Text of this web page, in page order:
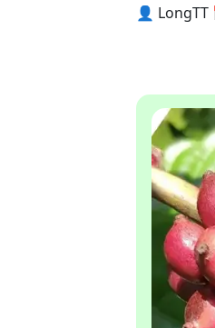
👤 LongTT